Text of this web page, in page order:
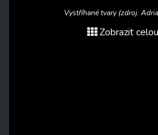
Vystříhané tvary (zdroj:
Zobrazit